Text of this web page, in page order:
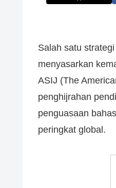
Salah satu
menyasarkan
ASIJ (The
penghijrahan
penguasaan
peringkat global.